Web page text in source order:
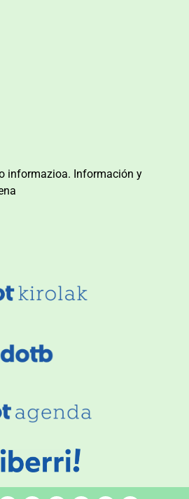
informazioa. Información y